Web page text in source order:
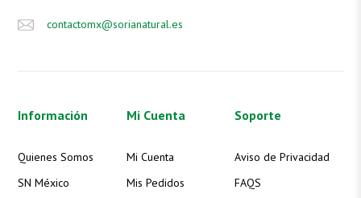
contactomx@sorianatural.es
Información
Quienes Somos
SN México
Mi Cuenta
Mi Cuenta
Mis Pedidos
Soporte
Aviso de Privacidad
FAQS